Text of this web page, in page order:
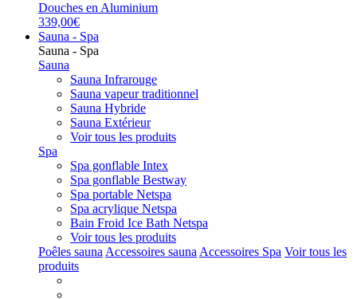
Douches en Aluminium
339,00€
Sauna - Spa
Sauna - Spa
Sauna
Sauna Infrarouge
Sauna vapeur traditionnel
Sauna Hybride
Sauna Extérieur
Voir tous les produits
Spa
Spa gonflable Intex
Spa gonflable Bestway
Spa portable Netspa
Spa acrylique Netspa
Bain Froid Ice Bath Netspa
Voir tous les produits
Poêles sauna Accessoires sauna Accessoires Spa Voir tous les
produits